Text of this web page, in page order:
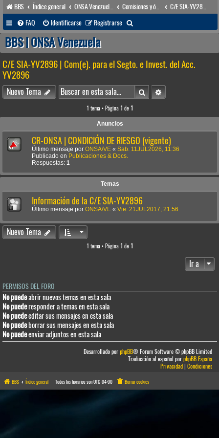
BBS Índice general ONSA Venezuela (acceso público) Comisiones y órganos Asesores internos
FAQ
Identificarse Registrarse
u
c
r
BBS | ONSA Venezuela
C/E SIA-YV2896 | Com(e). para el Segto. e Invest. del Acc.
YV2896
Nuevo Tema BuscarBúsqueda avanzada
1 tema • Página 1 de 1
Anuncios
CR-ONSA | CONDICIÓN DE RIESGO (vigente)
Último mensaje por ONSA/VE « Sab. 11JUL2026, 11:36
Publicado en Publicaciones & Docs.
Respuestas: 1
Temas
Información de la C/E SIA-YV2896
Último mensaje por ONSA/VE « Vie. 21JUL2017, 21:56
Nuevo Tema
1 tema • Página 1 de 1
Ir a
PERMISOS DEL FORO
No puedeabrir nuevos temas en esta sala
No puederesponder a temas en esta sala
No puedeeditar sus mensajes en esta sala
No puedeborrar sus mensajes en esta sala
No puedeenviar adjuntos en esta sala
Desarrollado porphpBB® Forum Software © phpBB Limited
Traducción al español porphpBB España
Privacidad|Condiciones
BBS Índice general Todos los horarios sonUTC-04:00 Borrar cookies